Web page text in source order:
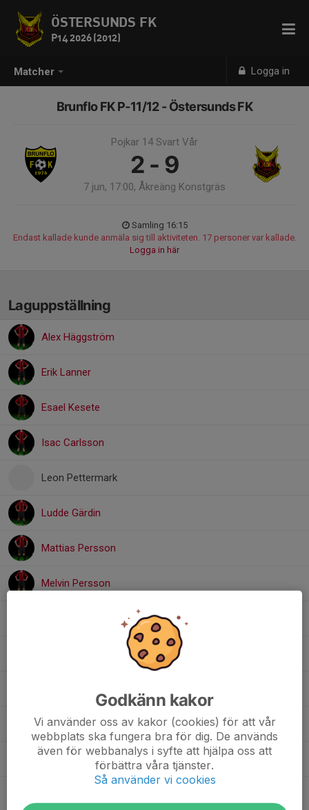
Matcher Logga in
ÖSTERSUNDS FK
P14 2026 (2012)
Brunflo FK P-11/12 - Östersunds FK
Pojkar 14 Svart Vår
2 - 9
7 jun, 17:00, Åkreäng Konstgräs
Samling 16:15
Endast kallade kunde anmäla sig till aktiviteten. 17 personer var kallade.
Logga in här
Laguppställning
Alex Häggström
Erik Lanner
Esael Kesete
Isac Carlsson
Leon Pettermark
Ludde Gärdin
Mattias Persson
Melvin Persson
Vinnie blick
30. Vumya Tanda
Godkänn kakor
Vi använder oss av kakor (cookies) för att vår
webbplats ska fungera bra för dig. De används
även för webbanalys i syfte att hjälpa oss att
förbättra våra tjänster.
Så använder vi cookies